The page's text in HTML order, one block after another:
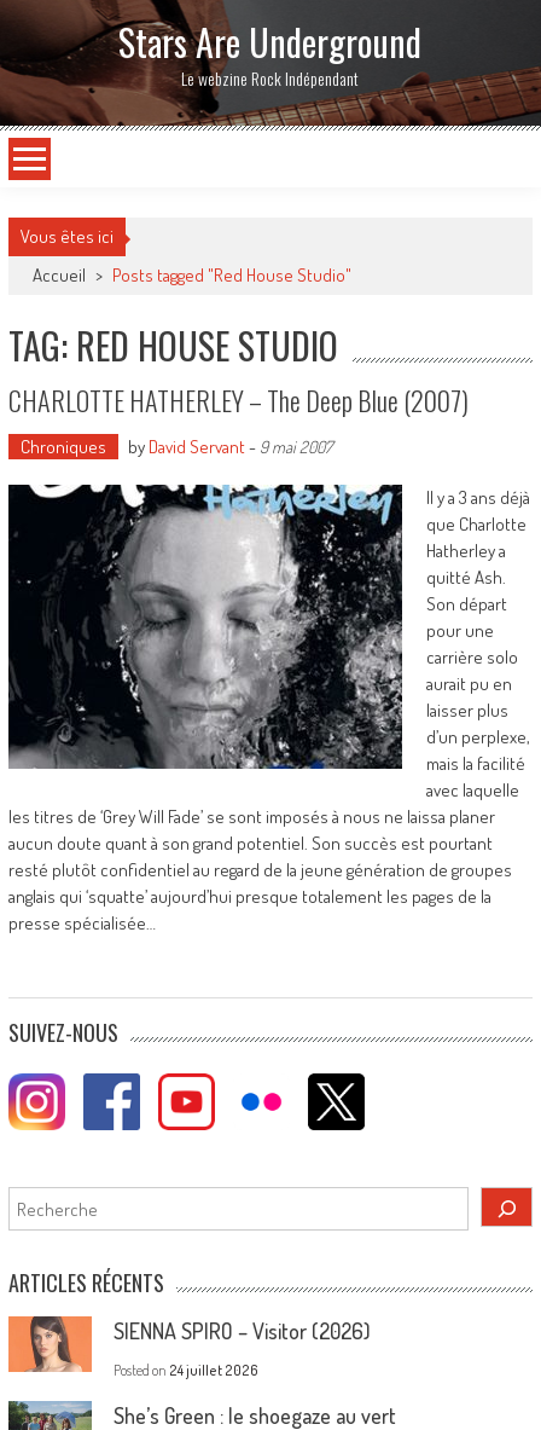
Stars Are Underground
Le webzine Rock Indépendant
Vous êtes ici
Accueil > Posts tagged "Red House Studio"
TAG: RED HOUSE STUDIO
CHARLOTTE HATHERLEY – The Deep Blue (2007)
Chroniques by David Servant- 9 mai 2007
Il y a 3 ans déjà
que Charlotte
Hatherley a
quitté Ash.
Son départ
pour une
carrière solo
aurait pu en
laisser plus
d’un perplexe,
mais la facilité
avec laquelle
les titres de ‘Grey Will Fade’ se sont imposés à nous ne laissa planer
aucun doute quant à son grand potentiel. Son succès est pourtant
resté plutôt confidentiel au regard de la jeune génération de groupes
anglais qui ‘squatte’ aujourd’hui presque totalement les pages de la
presse spécialisée…
SUIVEZ-NOUS
Rechercher
ARTICLES RÉCENTS
SIENNA SPIRO – Visitor (2026)
Posted on 24 juillet 2026
She’s Green : le shoegaze au vert